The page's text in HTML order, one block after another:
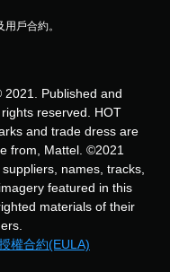
戶合約。
Published and
reserved. HOT
and trade dress are
from, Mattel. ©2021
names, tracks,
featured in this
materials of their
權合約(EULA)